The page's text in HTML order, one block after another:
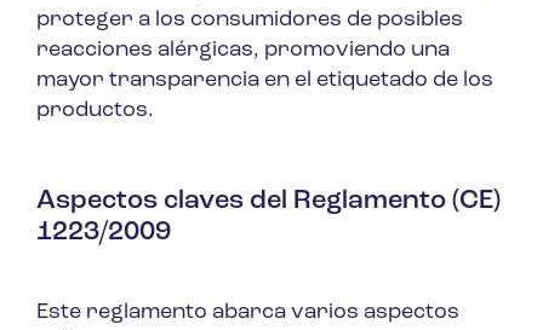
proteger a los consumidores de posibles
reacciones alérgicas, promoviendo una
mayor transparencia en el etiquetado de los
productos.
Aspectos claves del Reglamento (CE)
1223/2009
Este reglamento abarca varios aspectos